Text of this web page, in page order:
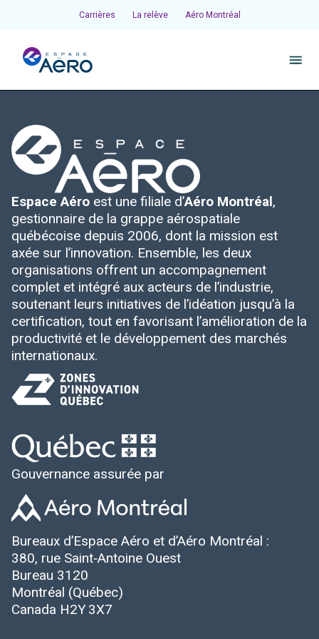
Carrières La relève Aéro Montréal
Pôles et chantiers
Initiatives
Écosystème
Publications et événements
Espace Aéro est une filiale d’Aéro Montréal,
gestionnaire de la grappe aérospatiale
québécoise depuis 2006, dont la mission est
axée sur l’innovation. Ensemble, les deux
organisations offrent un accompagnement
complet et intégré aux acteurs de l’industrie,
soutenant leurs initiatives de l’idéation jusqu’à la
certification, tout en favorisant l’amélioration de la
productivité et le développement des marchés
internationaux.
Gouvernance assurée par
Bureaux d’Espace Aéro et d’Aéro Montréal :
380, rue Saint‑Antoine Ouest
Bureau 3120
Montréal (Québec)
Canada H2Y 3X7